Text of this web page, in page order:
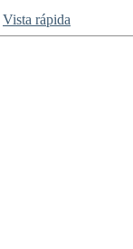
Vista rápida